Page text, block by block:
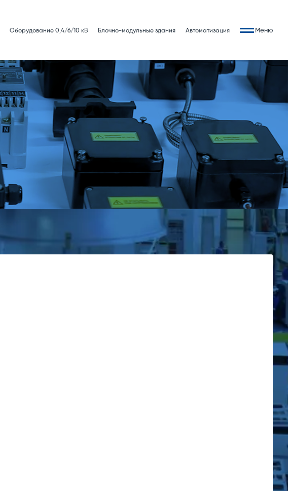
Оборудование 0,4/6/10 кВ Блочно-модульные здания Автоматизация Меню